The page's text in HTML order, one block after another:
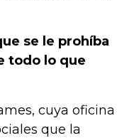
se le prohíba
todo lo que
cuya oficina
que la